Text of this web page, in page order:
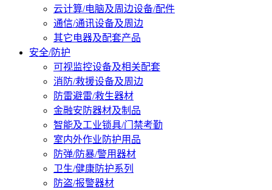
云计算/电脑及周边设备/配件
通信/通讯设备及周边
其它电器及配套产品
安全/防护
可视监控设备及相关配套
消防/救援设备及周边
防雷避雷/救生器材
金融安防器材及制品
智能及工业锁具/门禁考勤
室内外作业防护用品
防弹/防暴/警用器材
卫生/健康防护系列
防盗/报警器材